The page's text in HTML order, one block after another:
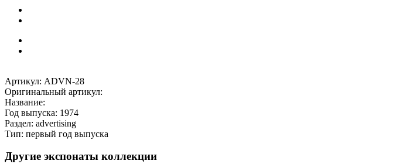
Артикул: ADVN-28
Оригинальный артикул:
Название:
Год выпуска: 1974
Раздел: advertising
Тип: первый год выпуска
Другие экспонаты коллекции